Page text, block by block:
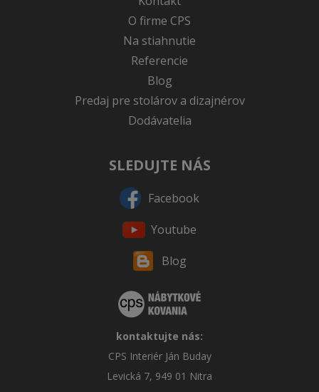
O firme CPS
Na stiahnutie
Referencie
Blog
Predaj pre stolárov a dizajnérov
Dodávatelia
SLEDUJTE NÁS
Facebook
Youtube
Blog
kontaktujte nás:
CPS Interiér Ján Buday
Levická 7, 949 01 Nitra